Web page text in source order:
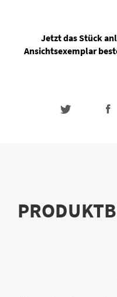
Jetzt das Stück
Ansichtsexemplar